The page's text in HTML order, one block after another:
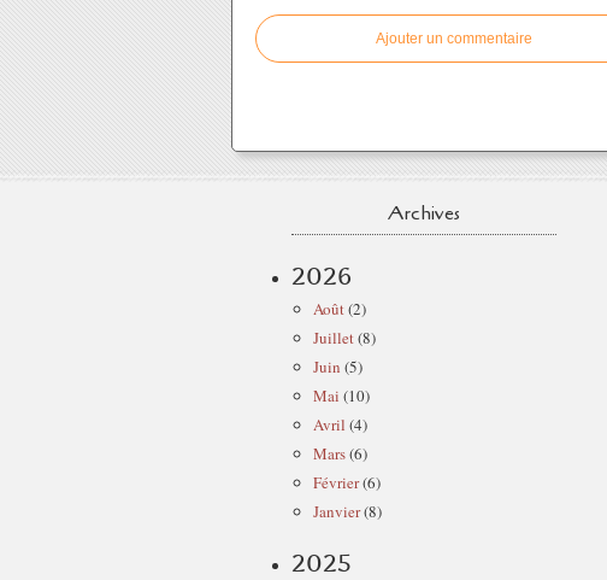
Ajouter un commentaire
Archives
2026
Août(2)
Juillet(8)
Juin (5)
Mai (10)
Avril (4)
Mars(6)
Février(6)
Janvier(8)
2025